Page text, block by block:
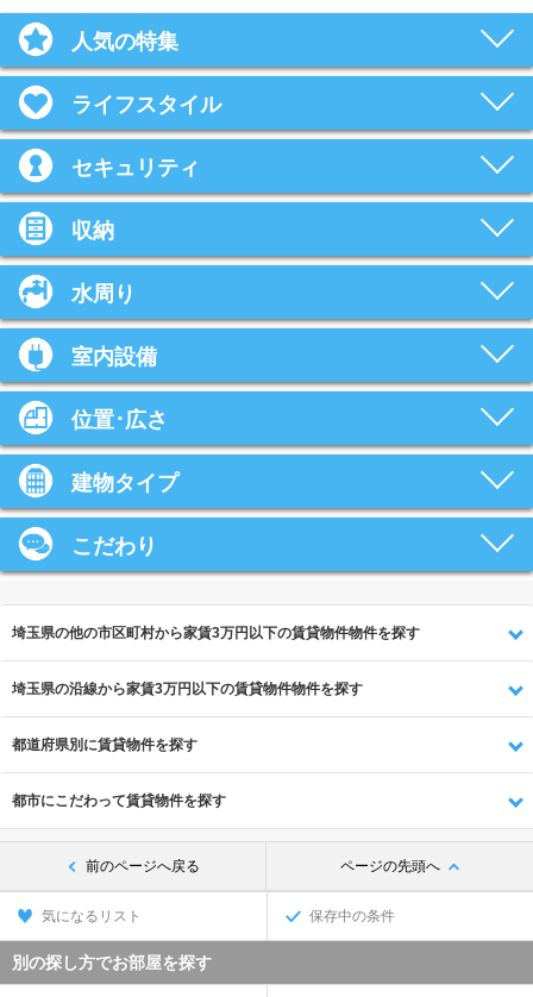
人気の特集
ライフスタイル
セキュリティ
収納
水周り
室内設備
位置･広さ
建物タイプ
こだわり
埼玉県の他の市区町村から家賃3万円以下の賃貸物件物件を探す
埼玉県の沿線から家賃3万円以下の賃貸物件物件を探す
都道府県別に賃貸物件を探す
都市にこだわって賃貸物件を探す
前のページへ戻る ページの先頭へ
気になるリスト 保存中の条件
別の探し方でお部屋を探す